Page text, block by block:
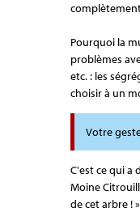
Pourquoi la
problèmes
etc. : les
choisir à un
Votre
C'est ce qui a
Moine
de cet arbre !